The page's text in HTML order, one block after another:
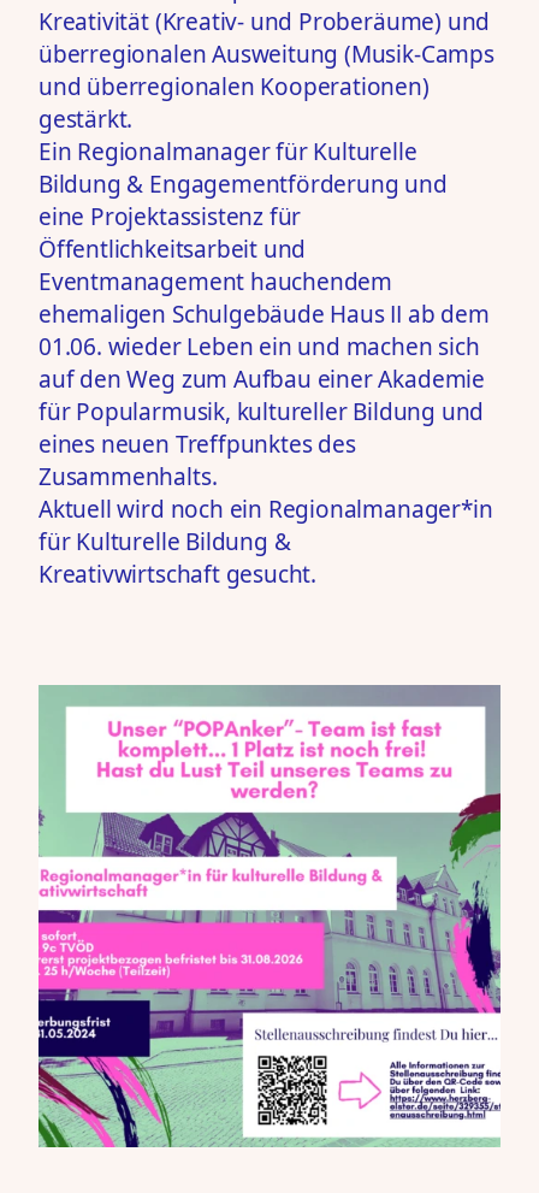
Kreativität (Kreativ- und Proberäume) und
überregionalen Ausweitung (Musik-Camps
und überregionalen Kooperationen)
gestärkt.
Ein Regionalmanager für Kulturelle
Bildung & Engagementförderung und
eine Projektassistenz für
Öffentlichkeitsarbeit und
Eventmanagement hauchendem
ehemaligen Schulgebäude Haus II ab dem
01.06. wieder Leben ein und machen sich
auf den Weg zum Aufbau einer Akademie
für Popularmusik, kultureller Bildung und
eines neuen Treffpunktes des
Zusammenhalts.
Aktuell wird noch ein Regionalmanager*in
für Kulturelle Bildung &
Kreativwirtschaftgesucht.